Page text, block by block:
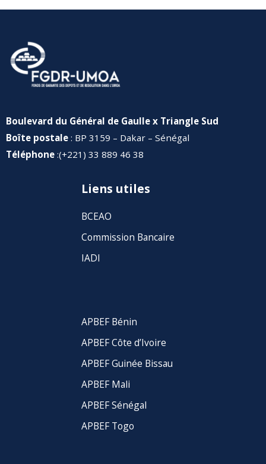
Boulevard du Général de Gaulle x Triangle Sud
Boîte postale : BP 3159 – Dakar – Sénégal
Téléphone :(+221) 33 889 46 38
Liens utiles
BCEAO
Commission Bancaire
IADI
APBEF Bénin
APBEF Côte d’Ivoire
APBEF Guinée Bissau
APBEF Mali
APBEF Sénégal
APBEF Togo